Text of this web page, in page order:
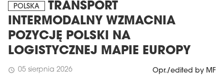
POLSKA
TRANSPORT
INTERMODALNY WZMACNIA
POZYCJĘ POLSKI NA
LOGISTYCZNEJ MAPIE EUROPY
schedule 05 sierpnia 2026 Opr./edited by MF